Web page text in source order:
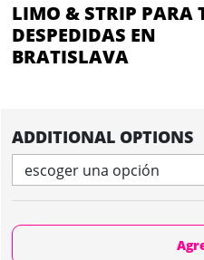
LIMO & STRIP PARA
DESPEDIDAS EN
BRATISLAVA
ADDITIONAL OPTIONS
escoger una opción